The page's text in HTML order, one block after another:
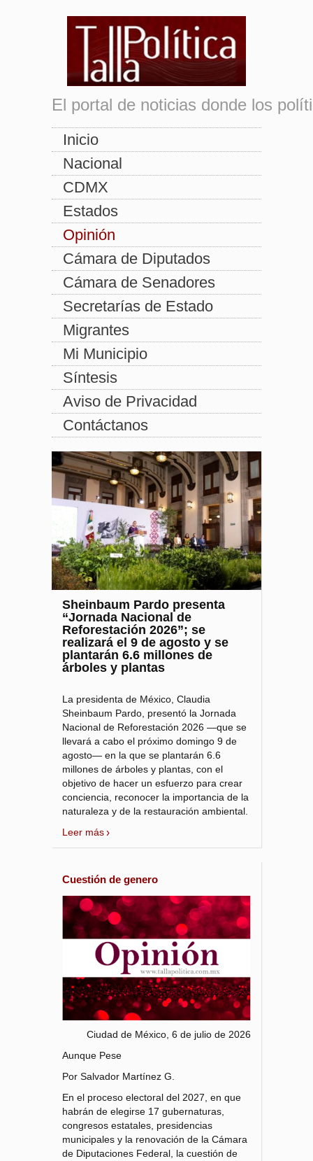
El portal de noticias donde los
Inicio
Nacional
CDMX
Estados
Opinión
Cámara de Diputados
Cámara de Senadores
Secretarías de Estado
Migrantes
Mi Municipio
Síntesis
Aviso de Privacidad
Contáctanos
Sheinbaum Pardo presenta
“Jornada Nacional de
Reforestación 2026”; se
realizará el 9 de agosto y se
plantarán 6.6 millones de
árboles y plantas
La presidenta de México, Claudia
Sheinbaum Pardo, presentó la Jornada
Nacional de Reforestación 2026 —que se
llevará a cabo el próximo domingo 9 de
agosto— en la que se plantarán 6.6
millones de árboles y plantas, con el
objetivo de hacer un esfuerzo para crear
conciencia, reconocer la importancia de la
naturaleza y de la restauración ambiental.
Leer más
Cuestión de genero
Ciudad de México, 6 de julio de 2026
Aunque Pese
Por Salvador Martínez G.
En el proceso electoral del 2027, en que
habrán de elegirse 17 gubernaturas,
congresos estatales, presidencias
municipales y la renovación de la Cámara
de Diputaciones Federal, la cuestión de